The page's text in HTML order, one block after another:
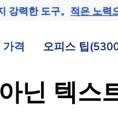
력한 도구。 적은 노력
가격 오피스 팁
닌 텍스